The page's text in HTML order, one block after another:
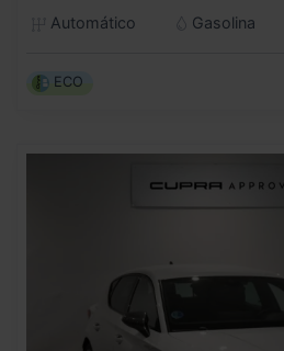
Automático
Gasolina
ECO